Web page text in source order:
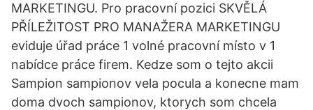
MARKETINGU. Pro pracovní pozici SKVĚLÁ
PŘÍLEŽITOST PRO MANAŽERA MARKETINGU
eviduje úřad práce 1 volné pracovní místo v 1
nabídce práce firem. Kedze som o tejto akcii
Sampion sampionov vela pocula a konecne mam
doma dvoch sampionov, ktorych som chcela